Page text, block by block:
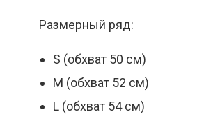
Размерный ряд:
S (обхват 50 см)
M (обхват 52 см)
L (обхват 54 см)